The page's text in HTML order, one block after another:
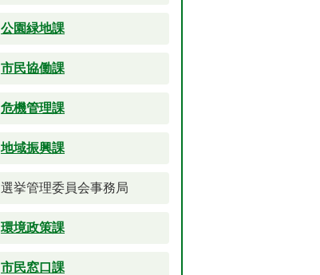
公園緑地課
市民協働課
危機管理課
地域振興課
選挙管理委員会事務局
環境政策課
市民窓口課